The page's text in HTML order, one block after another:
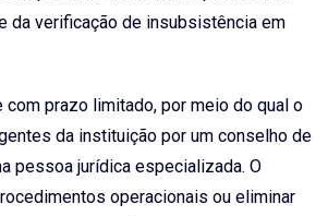
da verificação de insubsistência em
com prazo limitado, por meio do qual o
da instituição por um conselho de
pessoa jurídica especializada. O
operacionais ou eliminar